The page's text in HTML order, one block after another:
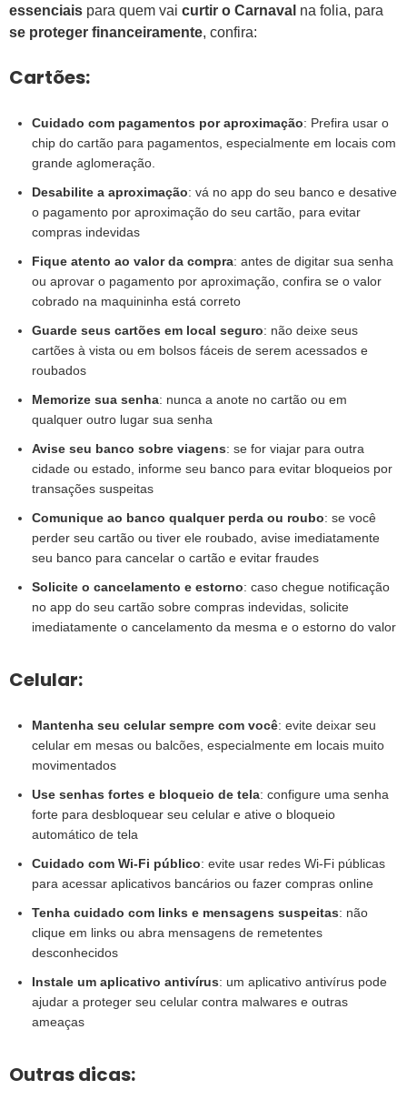
essenciais para quem vai curtir o Carnaval na folia, para
se proteger financeiramente, confira:
Cartões:
Cuidado com pagamentos por aproximação: Prefira usar o
chip do cartão para pagamentos, especialmente em locais com
grande aglomeração.
Desabilite a aproximação: vá no app do seu banco e desative
o pagamento por aproximação do seu cartão, para evitar
compras indevidas
Fique atento ao valor da compra: antes de digitar sua senha
ou aprovar o pagamento por aproximação, confira se o valor
cobrado na maquininha está correto
Guarde seus cartões em local seguro: não deixe seus
cartões à vista ou em bolsos fáceis de serem acessados e
roubados
Memorize sua senha: nunca a anote no cartão ou em
qualquer outro lugar sua senha
Avise seu banco sobre viagens: se for viajar para outra
cidade ou estado, informe seu banco para evitar bloqueios por
transações suspeitas
Comunique ao banco qualquer perda ou roubo: se você
perder seu cartão ou tiver ele roubado, avise imediatamente
seu banco para cancelar o cartão e evitar fraudes
Solicite o cancelamento e estorno: caso chegue notificação
no app do seu cartão sobre compras indevidas, solicite
imediatamente o cancelamento da mesma e o estorno do valor
Celular:
Mantenha seu celular sempre com você: evite deixar seu
celular em mesas ou balcões, especialmente em locais muito
movimentados
Use senhas fortes e bloqueio de tela: configure uma senha
forte para desbloquear seu celular e ative o bloqueio
automático de tela
Cuidado com Wi-Fi público: evite usar redes Wi-Fi públicas
para acessar aplicativos bancários ou fazer compras online
Tenha cuidado com links e mensagens suspeitas: não
clique em links ou abra mensagens de remetentes
desconhecidos
Instale um aplicativo antivírus: um aplicativo antivírus pode
ajudar a proteger seu celular contra malwares e outras
ameaças
Outras dicas: